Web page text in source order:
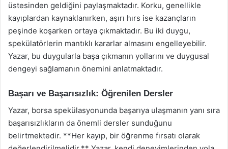
üstesinden geldiğini paylaşmaktadır. Korku, genellikle
kayıplardan kaynaklanırken, aşırı hırs ise kazançların
peşinde koşarken ortaya çıkmaktadır. Bu iki duygu,
spekülatörlerin mantıklı kararlar almasını engelleyebilir.
Yazar, bu duygularla başa çıkmanın yollarını ve duygusal
dengeyi sağlamanın önemini anlatmaktadır.
Başarı ve Başarısızlık: Öğrenilen Dersler
Yazar, borsa spekülasyonunda başarıya ulaşmanın yanı sıra
başarısızlıkların da önemli dersler sunduğunu
belirtmektedir. **Her kayıp, bir öğrenme fırsatı olarak